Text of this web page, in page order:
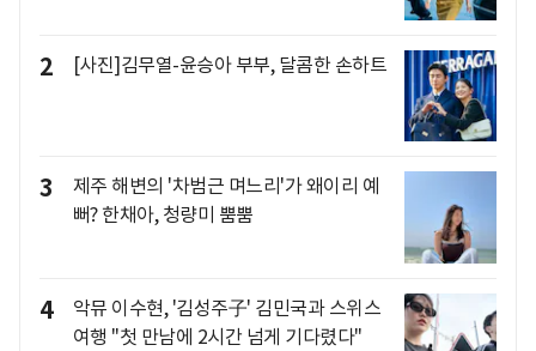
2 [사진]김무열-윤승아 부부, 달콤한 손하트
3
제주 해변의 '차범근 며느리'가 왜이리 예
뻐? 한채아, 청량미 뿜뿜
4
악뮤 이수현, '김성주子' 김민국과 스위스
여행 "첫 만남에 2시간 넘게 기다렸다"